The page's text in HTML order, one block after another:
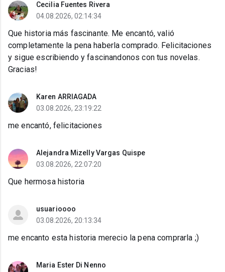
Cecilia Fuentes Rivera
04.08.2026, 02:14:34
Que historia más fascinante. Me encantó, valió
completamente la pena haberla comprado. Felicitaciones
y sigue escribiendo y fascinandonos con tus novelas.
Gracias!
Karen ARRIAGADA
03.08.2026, 23:19:22
me encantó, felicitaciones
Alejandra Mizelly Vargas Quispe
03.08.2026, 22:07:20
Que hermosa historia
usuarioooo
03.08.2026, 20:13:34
me encanto esta historia merecio la pena comprarla ;)
Maria Ester Di Nenno